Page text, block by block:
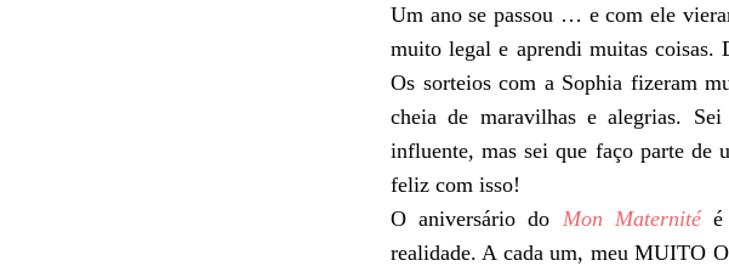
Um ano se passou … e com ele
muito legal e aprendi muitas coisas.
Os sorteios com a Sophia fizeram
cheia de maravilhas e alegrias.
influente, mas sei que faço parte de
feliz com isso!
O aniversário do Mon Maternitéé
realidade. A cada um, meu MUITO